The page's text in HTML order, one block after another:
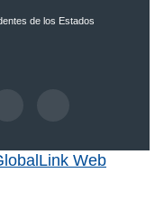
de los Estados